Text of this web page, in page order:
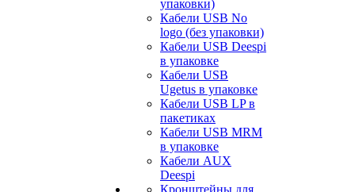
упаковки)
Кабели USB No
logo (без упаковки)
Кабели USB Deespi
в упаковке
Кабели USB
Ugetus в упаковке
Кабели USB LP в
пакетиках
Кабели USB MRM
в упаковке
Кабели AUX
Deespi
Кронштейны для